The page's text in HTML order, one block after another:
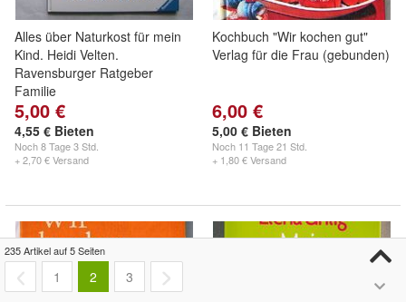
Alles über Naturkost für mein
Kind. Heidi Velten.
Ravensburger Ratgeber
Familie
5,00 €
4,55 € Bieten
Noch8 Tage 3 Std.
+ 2,70 € Versand
Kochbuch "Wir kochen gut"
Verlag für die Frau (gebunden)
6,00 €
5,00 € Bieten
Noch 11 Tage 21 Std.
+ 1,80 € Versand
235 Artikel auf 5 Seiten
1 2 3